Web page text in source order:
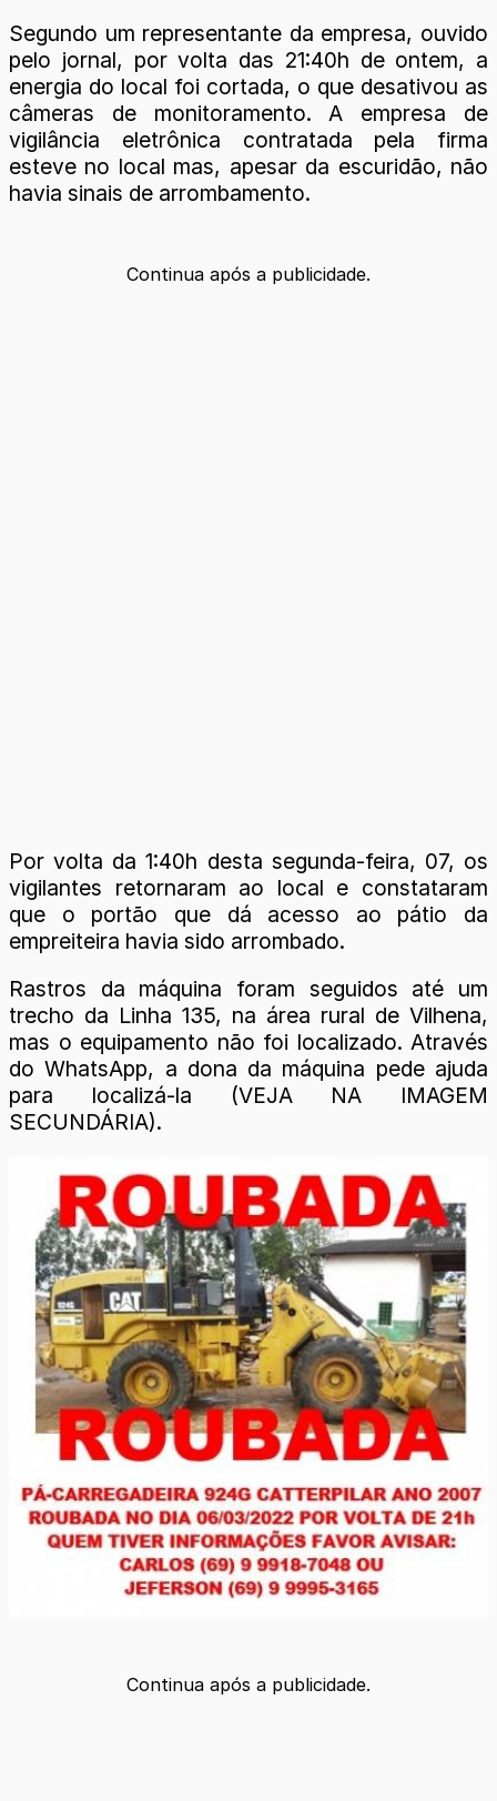
Segundo um representante da empresa, ouvido
pelo jornal, por volta das 21:40h de ontem, a
energia do local foi cortada, o que desativou as
câmeras de monitoramento. A empresa de
vigilância eletrônica contratada pela firma
esteve no local mas, apesar da escuridão, não
havia sinais de arrombamento.
Continua após a publicidade.
Por volta da 1:40h desta segunda-feira, 07, os
vigilantes retornaram ao local e constataram
que o portão que dá acesso ao pátio da
empreiteira havia sido arrombado.
Rastros da máquina foram seguidos até um
trecho da Linha 135, na área rural de Vilhena,
mas o equipamento não foi localizado. Através
do WhatsApp, a dona da máquina pede ajuda
para localizá-la (VEJA NA IMAGEM
SECUNDÁRIA).
Continua após a publicidade.